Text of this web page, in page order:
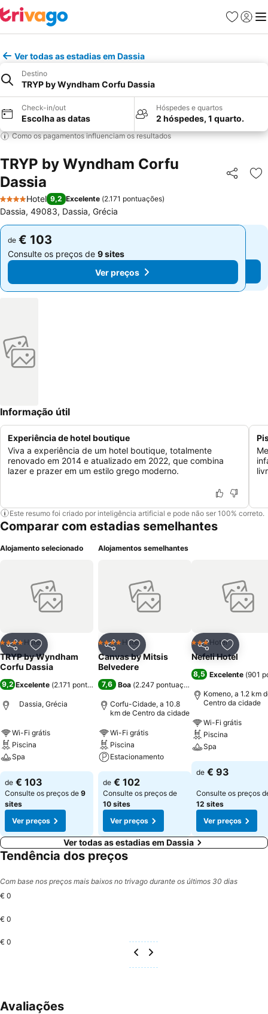
Favoritos
Iniciar
Ver todas as estadias em Dassia
Destino
TRYP by Wyndham Corfu Dassia
Check-in/out
Escolha as datas
Hóspedes e quartos
2 hóspedes, 1 quarto.
Como os pagamentos influenciam os resultados
TRYP by Wyndham Corfu
Dassia
Partilhar
4 Estrelas
Hotel 9,2 Excelente (2.171 pontuações)
Dassia, 49083, Dassia, Grécia
de € 103
Consulte os preços de 9 sites
Ver preços
de € 103
Consulte os preços de 9 sites
Ver preços
Informação útil
Experiência de hotel boutique
Viva a experiência de um hotel boutique, totalmente
renovado em 2014 e atualizado em 2022, que combina
lazer e prazer em um estilo grego moderno.
Este resumo foi criado por inteligência artificial e pode não ser 100% correto.
Comparar com estadias semelhantes
Alojamento selecionado
PartilharAdicionar aos favoritos
4 EstrelasHotel
TRYP by Wyndham
Corfu Dassia
9,2 Excelente (2.171 pontuações)
Dassia, Grécia
Wi-Fi grátis
Piscina
Spa
de € 103
Consulte os preços de 9
sites
Ver preços
Alojamentos semelhantes
PartilharAdicionar aos favoritos
4 EstrelasHotel
Canvas by Mitsis
Belvedere
7,6 Boa (2.247 pontuações
Corfu-Cidade, a 10.8
km de Centro da cidade
Wi-Fi grátis
Piscina
Estacionamento
de € 102
Consulte os preços de
10 sites
Ver preços
Partilhar
3 Estrelas
Hotel
Nefeli Hotel
8,5 Excelente (901
Komeno, a 1.2 km
Centro da cidade
Wi-Fi grátis
Piscina
Spa
de € 93
Consulte os preços
12 sites
Ver preços
Ver todas as estadias em Dassia
Tendência dos preços
Com base nos preços mais baixos no trivago durante os últimos 30 dias
€ 0
€ 0
€ 0
Avaliações